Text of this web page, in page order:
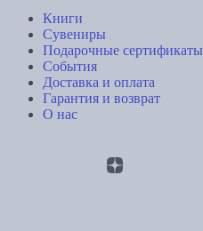
Книги
Сувениры
Подарочные сертификаты
События
Доставка и оплата
Гарантия и возврат
О нас